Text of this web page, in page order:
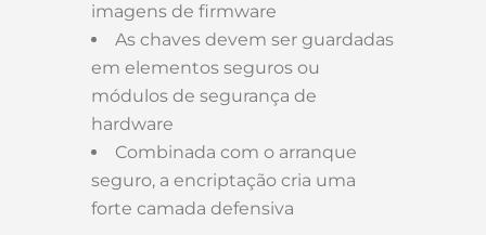
imagens de firmware
As chaves devem ser guardadas
em elementos seguros ou
módulos de segurança de
hardware
Combinada com o arranque
seguro, a encriptação cria uma
forte camada defensiva